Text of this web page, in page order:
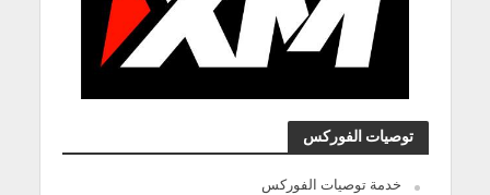
توصيات الفوركس
خدمة توصيات الفوركس